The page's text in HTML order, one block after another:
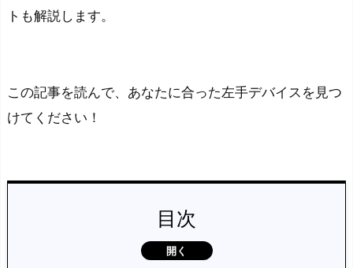
トも解説します。
この記事を読んで、あなたに合った左手デバイスを見つ
けてください！
目次